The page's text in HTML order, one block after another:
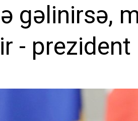
gəlinirsə,
- prezident